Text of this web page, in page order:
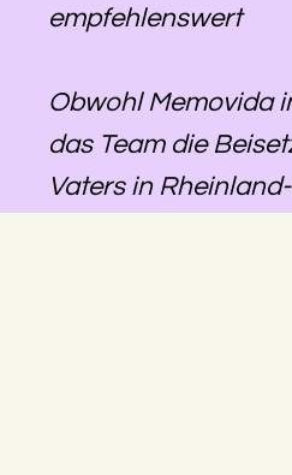
empfehlenswert
Obwohl Memovida
das Team die
Vaters in